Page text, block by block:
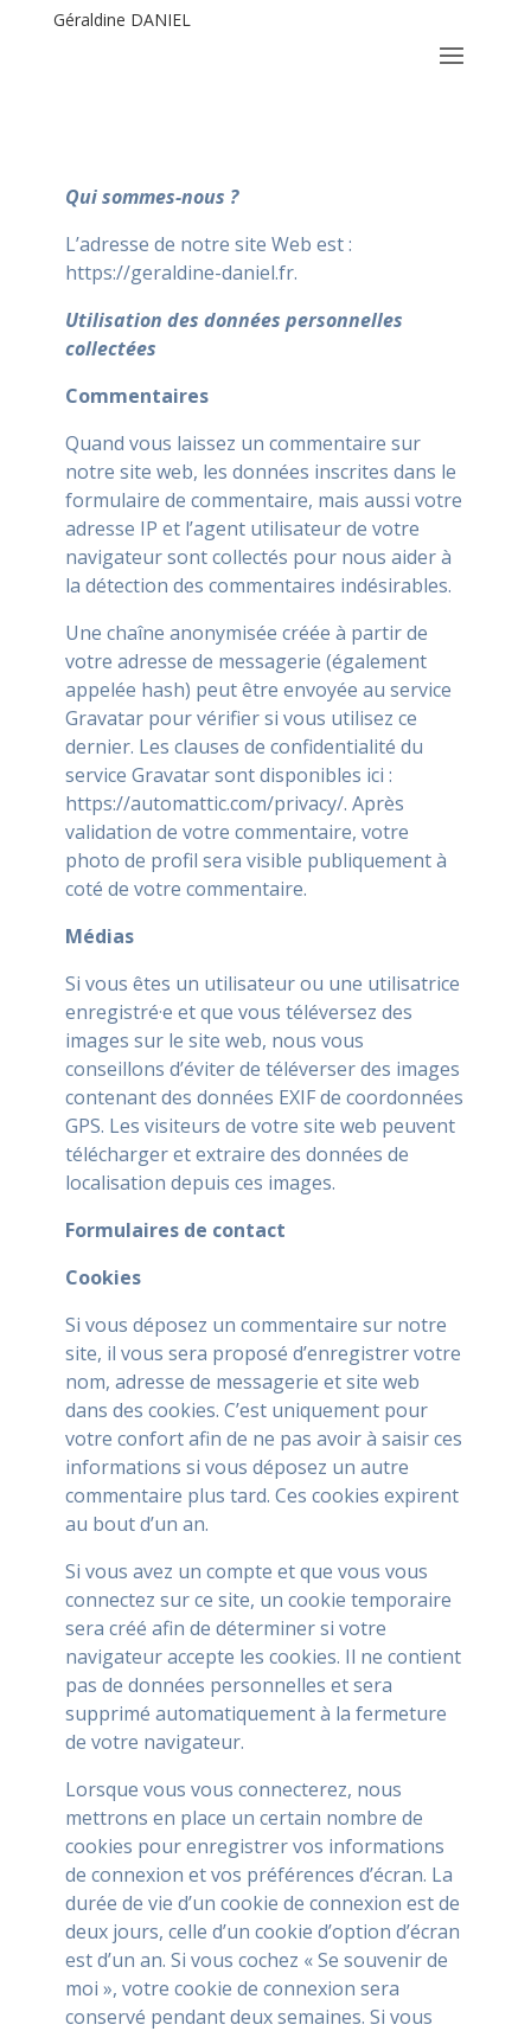
Géraldine DANIEL
Qui sommes-nous ?
L’adresse de notre site Web est :
https://geraldine-daniel.fr.
Utilisation des données personnelles
collectées
Commentaires
Quand vous laissez un commentaire sur
notre site web, les données inscrites dans le
formulaire de commentaire, mais aussi votre
adresse IP et l’agent utilisateur de votre
navigateur sont collectés pour nous aider à
la détection des commentaires indésirables.
Une chaîne anonymisée créée à partir de
votre adresse de messagerie (également
appelée hash) peut être envoyée au service
Gravatar pour vérifier si vous utilisez ce
dernier. Les clauses de confidentialité du
service Gravatar sont disponibles ici :
https://automattic.com/privacy/. Après
validation de votre commentaire, votre
photo de profil sera visible publiquement à
coté de votre commentaire.
Médias
Si vous êtes un utilisateur ou une utilisatrice
enregistré·e et que vous téléversez des
images sur le site web, nous vous
conseillons d’éviter de téléverser des images
contenant des données EXIF de coordonnées
GPS. Les visiteurs de votre site web peuvent
télécharger et extraire des données de
localisation depuis ces images.
Formulaires de contact
Cookies
Si vous déposez un commentaire sur notre
site, il vous sera proposé d’enregistrer votre
nom, adresse de messagerie et site web
dans des cookies. C’est uniquement pour
votre confort afin de ne pas avoir à saisir ces
informations si vous déposez un autre
commentaire plus tard. Ces cookies expirent
au bout d’un an.
Si vous avez un compte et que vous vous
connectez sur ce site, un cookie temporaire
sera créé afin de déterminer si votre
navigateur accepte les cookies. Il ne contient
pas de données personnelles et sera
supprimé automatiquement à la fermeture
de votre navigateur.
Lorsque vous vous connecterez, nous
mettrons en place un certain nombre de
cookies pour enregistrer vos informations
de connexion et vos préférences d’écran. La
durée de vie d’un cookie de connexion est de
deux jours, celle d’un cookie d’option d’écran
est d’un an. Si vous cochez « Se souvenir de
moi », votre cookie de connexion sera
conservé pendant deux semaines. Si vous